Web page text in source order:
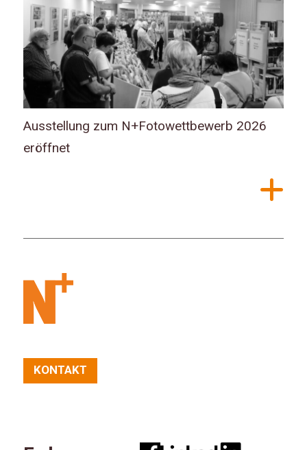
Ausstellung zum N+Fotowettbewerb 2026
eröffnet
KONTAKT